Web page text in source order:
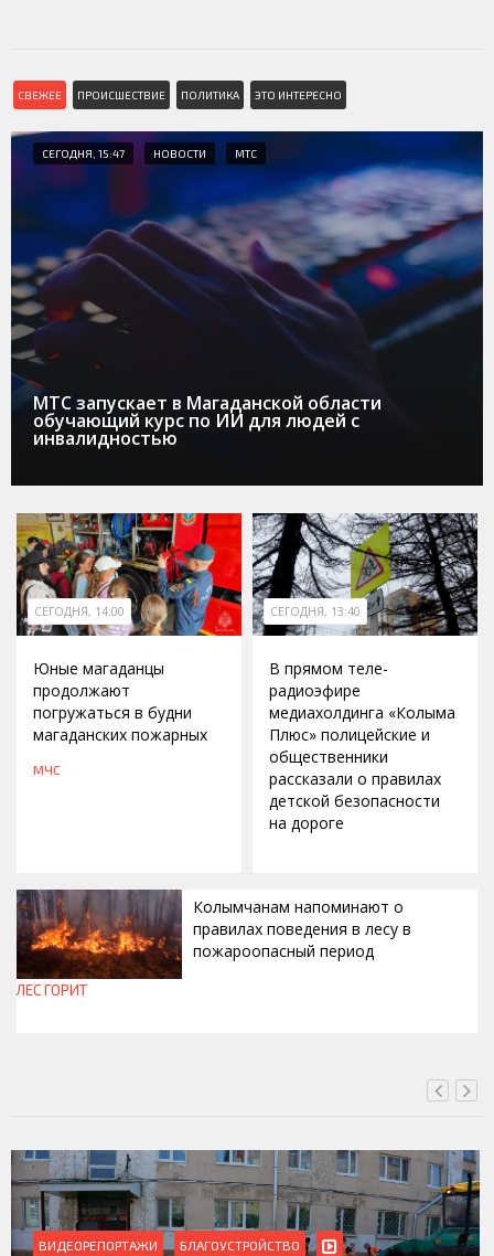
СВЕЖЕЕ ПРОИСШЕСТВИЕ ПОЛИТИКА ЭТО ИНТЕРЕСНО
СЕГОДНЯ, 15:47 НОВОСТИ МТС
МТС запускает в Магаданской области
обучающий курс по ИИ для людей с
инвалидностью
СЕГОДНЯ, 14:00
Юные магаданцы
продолжают
погружаться в будни
магаданских пожарных
МЧС
СЕГОДНЯ, 13:40
В прямом теле-
радиоэфире
медиахолдинга «Колыма
Плюс» полицейские и
общественники
рассказали о правилах
детской безопасности
на дороге
Колымчанам напоминают о
правилах поведения в лесу в
пожароопасный период
ЛЕС ГОРИТ
ВИДЕОРЕПОРТАЖИ